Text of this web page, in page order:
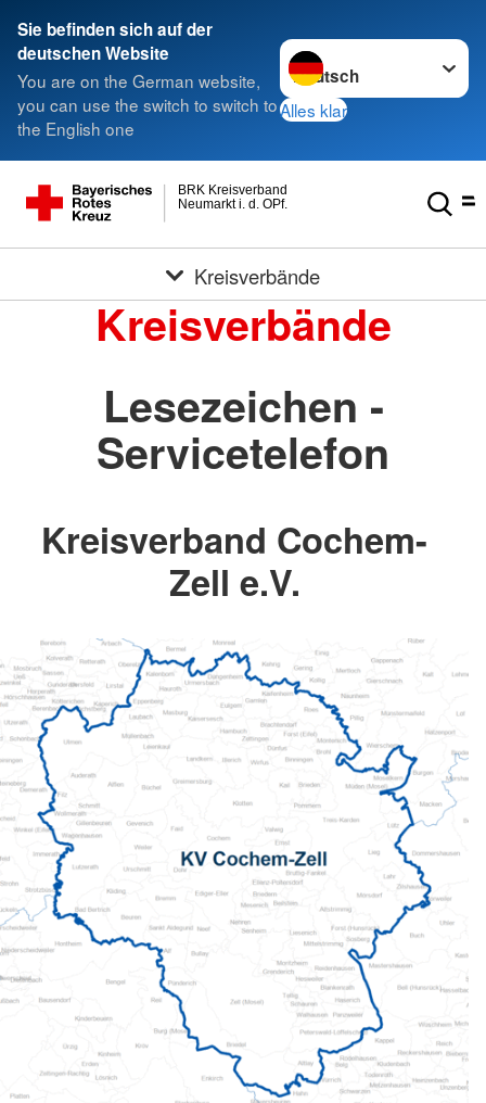
Sie befinden sich auf der
deutschen Website
You are on the German website,
you can use the switch to switch to
the English one
Sprache wechseln zu
Alles klar
Neumarkt i. d. OPf.
BRK Kreisverband
Kreisverbände
Kreisverbände
Lesezeichen -
Servicetelefon
Kreisverband Cochem-
Zell e.V.